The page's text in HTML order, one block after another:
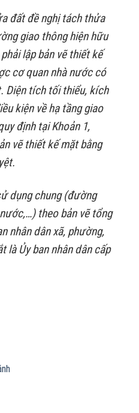
đất đề nghị tách thửa
giao thông hiện hữu
lập bản vẽ thiết kế
cơ quan nhà nước có
Diện tích tối thiểu, kích
kiện về hạ tầng giao
định tại Khoản 1,
vẽ thiết kế mặt bằng
dụng chung (đường
theo bản vẽ tổng
nhân dân xã, phường,
là Ủy ban nhân dân cấp